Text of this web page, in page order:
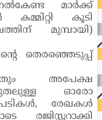
മാർക്ക്
കൂടി
മുമ്പായി)
തെരഞ്ഞെടുപ്പ്
അപേക്ഷ
ഓരോ
രേഖകൾ
രജിസ്റ്ററാക്കി